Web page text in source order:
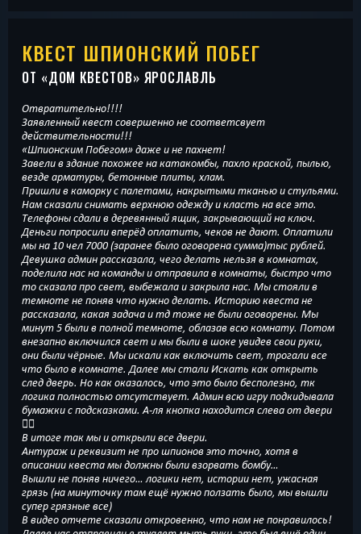
КВЕСТ ШПИОНСКИЙ ПОБЕГ
ОТ «ДОМ КВЕСТОВ» ЯРОСЛАВЛЬ
Отвратительно!!!!
Заявленный квест совершенно не соответсвует
действительности!!!
«Шпионским Побегом» даже и не пахнет!
Завели в здание похожее на катакомбы, пахло краской, пылью,
везде арматуры, бетонные плиты, хлам.
Пришли в каморку с палетами, накрытыми тканью и стульями.
Нам сказали снимать верхнюю одежду и класть на все это.
Телефоны сдали в деревянный ящик, закрывающий на ключ.
Деньги попросили вперёд оплатить, чеков не дают. Оплатили
мы на 10 чел 7000 (заранее было оговорена сумма)тыс рублей.
Девушка админ рассказала, чего делать нельзя в комнатах,
поделила нас на команды и отправила в комнаты, быстро что
то сказала про свет, выбежала и закрыла нас. Мы стояли в
темноте не поняв что нужно делать. Историю квеста не
рассказала, какая задача и тд тоже не были оговорены. Мы
минут 5 были в полной темноте, облазав всю комнату. Потом
внезапно включился свет и мы были в шоке увидев свои руки,
они были чёрные. Мы искали как включить свет, трогали все
что было в комнате. Далее мы стали Искать как открыть
след дверь. Но как оказалось, что это было бесполезно, тк
логика полностью отсутствует. Админ всю игру подкидывала
бумажки с подсказками. А-ля кнопка находится слева от двери
🤦‍♀️
В итоге так мы и открыли все двери.
Антураж и реквизит не про шпионов это точно, хотя в
описании квеста мы должны были взорвать бомбу…
Вышли не поняв ничего… логики нет, истории нет, ужасная
грязь (на минуточку там ещё нужно ползать было, мы вышли
супер грязные все)
В видео отчете сказали откровенно, что нам не понравилось!